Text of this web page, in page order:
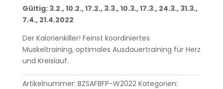
Gültig: 3.2., 10.2., 17.2., 3.3., 10.3., 17.3., 24.3., 31.3.,
7.4., 21.4.2022
Der Kalorienkiller! Feinst koordiniertes
Muskeltraining, optimales Ausdauertraining für Herz
und Kreislauf.
Artikelnummer: BZSAFBFP-W2022 Kategorien: